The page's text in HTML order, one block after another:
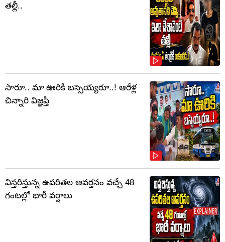
తల్లీ..
సారూ.. మా ఊరికి బస్సెయ్యరూ..! ఆరేళ్ల
చిన్నారి విజ్ఞప్తి
విస్తరిస్తున్న ఉపరితల ఆవర్తనం వచ్చే 48
గంటల్లో భారీ వర్షాలు